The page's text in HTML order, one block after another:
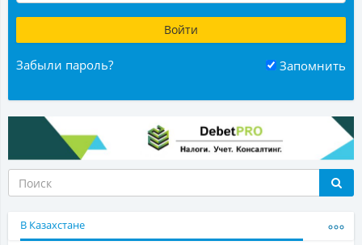
Забыли пароль? Запомнить
В Казахстане